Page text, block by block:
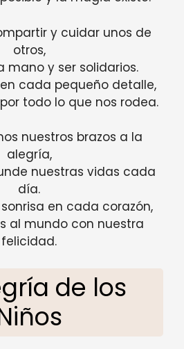
y cuidar unos de
otros,
mano y ser solidarios.
en cada pequeño detalle,
todo lo que nos rodea.
nuestros brazos a la
alegría,
nuestras vidas cada
día.
en cada corazón,
al mundo con nuestra
felicidad.
de los